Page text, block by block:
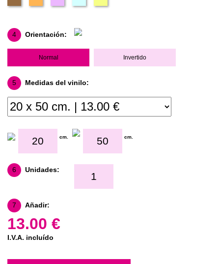
4 Orientación:
Normal Invertido
5 Medidas del vinilo:
cm. cm.
6 Unidades:
7 Añadir:
13.00 €
I.V.A. incluído